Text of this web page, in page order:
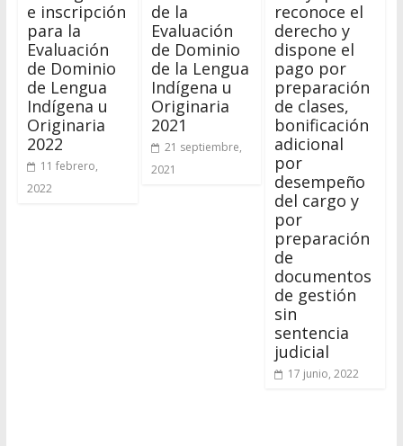
e inscripción
para la
Evaluación
de Dominio
de Lengua
Indígena u
Originaria
2022
11 febrero,
2022
de la
Evaluación
de Dominio
de la Lengua
Indígena u
Originaria
2021
21 septiembre,
2021
reconoce el
derecho y
dispone el
pago por
preparación
de clases,
bonificación
adicional
por
desempeño
del cargo y
por
preparación
de
documentos
de gestión
sin
sentencia
judicial
17 junio, 2022